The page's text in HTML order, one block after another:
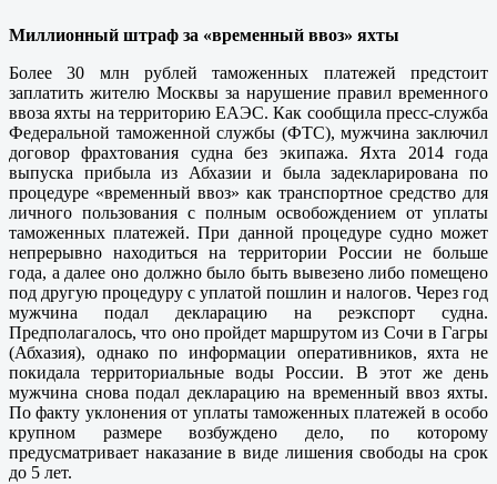
Миллионный штраф за «временный ввоз» яхты
Более 30 млн рублей таможенных платежей предстоит
заплатить жителю Москвы за нарушение правил временного
ввоза яхты на территорию ЕАЭС. Как сообщила пресс-служба
Федеральной таможенной службы (ФТС), мужчина заключил
договор фрахтования судна без экипажа. Яхта 2014 года
выпуска прибыла из Абхазии и была задекларирована по
процедуре «временный ввоз» как транспортное средство для
личного пользования с полным освобождением от уплаты
таможенных платежей. При данной процедуре судно может
непрерывно находиться на территории России не больше
года, а далее оно должно было быть вывезено либо помещено
под другую процедуру с уплатой пошлин и налогов. Через год
мужчина подал декларацию на реэкспорт судна.
Предполагалось, что оно пройдет маршрутом из Сочи в Гагры
(Абхазия), однако по информации оперативников, яхта не
покидала территориальные воды России. В этот же день
мужчина снова подал декларацию на временный ввоз яхты.
По факту уклонения от уплаты таможенных платежей в особо
крупном размере возбуждено дело, по которому
предусматривает наказание в виде лишения свободы на срок
до 5 лет.